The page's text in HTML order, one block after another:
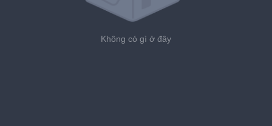
Không có gì ở đây